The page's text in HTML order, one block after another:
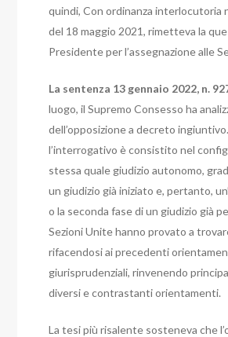
quindi, Con ordinanza interlocutoria
del 18 maggio 2021, rimetteva la
Presidente per l’assegnazione alle
La sentenza 13 gennaio 2022, n.
luogo, il Supremo Consesso ha
dell’opposizione a decreto
l’interrogativo è consistito nel
stessa quale giudizio autonomo,
un giudizio già iniziato e, pertanto,
o la seconda fase di un giudizio già
Sezioni Unite hanno provato a
rifacendosi ai precedenti
giurisprudenziali, rinvenendo
diversi e contrastanti orientamenti.
La tesi più risalente sosteneva che